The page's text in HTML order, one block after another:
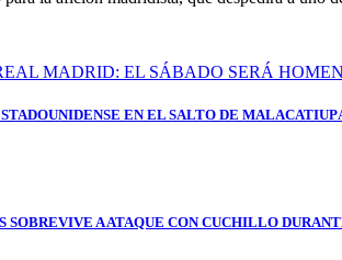
EN EL SALTO DE
A ATAQUE CON CUCHILLO